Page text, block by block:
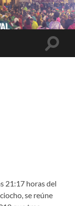
21:17 horas del
se reúne